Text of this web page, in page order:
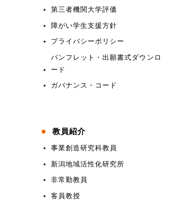
第三者機関大学評価
障がい学生支援方針
プライバシーポリシー
パンフレット・出願書式ダウンロ
ード
ガバナンス・コード
教員紹介
事業創造研究科教員
新潟地域活性化研究所
非常勤教員
客員教授